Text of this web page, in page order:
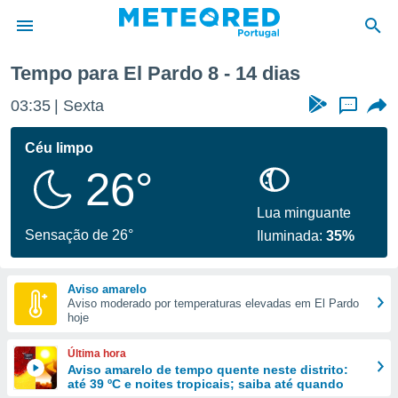
da
foi
fornecidas
a este
das
e
forma
digital
Tempo para El Pardo 8 - 14 dias
03:35 Sexta ...
Céu limpo
26°
Sensação de 26°
Lua minguante
Iluminada:35%
Aviso amarelo
Aviso moderado por temperaturas elevadas em El Pardo
hoje
Última hora
Aviso amarelo de tempo quente neste distrito:
até 39 ºC e noites tropicais; saiba até quando